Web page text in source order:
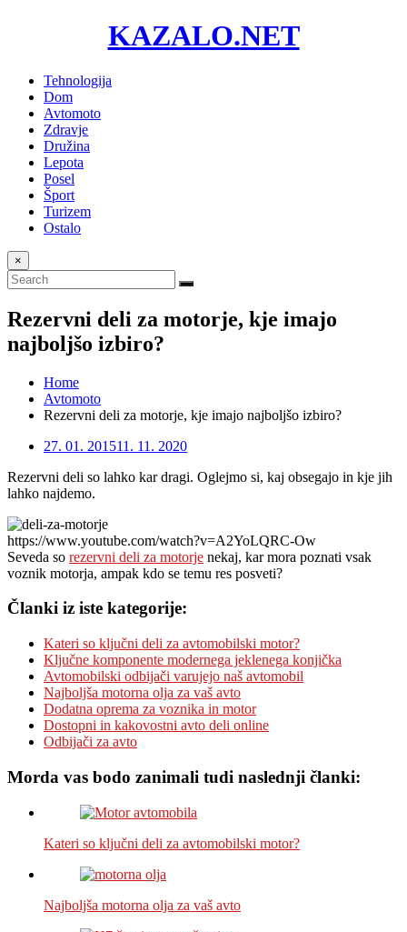
KAZALO.NET
Tehnologija
Dom
Avtomoto
Zdravje
Družina
Lepota
Posel
Šport
Turizem
Ostalo
×
Rezervni deli za motorje, kje imajo
najboljšo izbiro?
Home
Avtomoto
Rezervni deli za motorje, kje imajo najboljšo izbiro?
27. 01. 201511. 11. 2020
Rezervni deli so lahko kar dragi. Oglejmo si, kaj obsegajo in kje jih
lahko najdemo.
https://www.youtube.com/watch?v=A2YoLQRC-Ow
Seveda so rezervni deli za motorje nekaj, kar mora poznati vsak
voznik motorja, ampak kdo se temu res posveti?
Članki iz iste kategorije:
Kateri so ključni deli za avtomobilski motor?
Ključne komponente modernega jeklenega konjička
Avtomobilski odbijači varujejo naš avtomobil
Najboljša motorna olja za vaš avto
Dodatna oprema za voznika in motor
Dostopni in kakovostni avto deli online
Odbijači za avto
Morda vas bodo zanimali tudi naslednji članki:
Kateri so ključni deli za avtomobilski motor?
Najboljša motorna olja za vaš avto